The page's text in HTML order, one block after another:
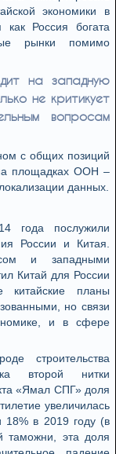
экономики в
Россия богата
рынки помимо
на западную
не критикует
вопросам
с общих позиций
площадках ООН –
данных.
года послужили
России и Китая.
и западными
Китай для России
планы
но связи
и в сфере
строительства
второй нитки
«Ямал СПГ» доля
увеличилась
18% в 2019 году (в
таможни, эта доля